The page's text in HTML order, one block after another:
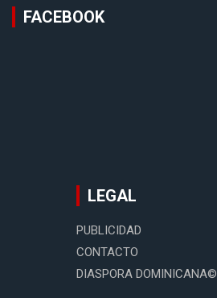
FACEBOOK
LEGAL
PUBLICIDAD
CONTACTO
DIASPORA DOMINICANA©